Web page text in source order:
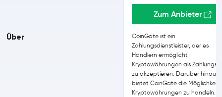
Über
Zum Anbieter
CoinGate ist ein
Zahlungsdienstleister, der es
Händlern ermöglicht
Kryptowährungen als
zu akzeptieren. Darüber hinaus
bietet CoinGate die Möglichkeit
Kryptowährungen zu handeln.